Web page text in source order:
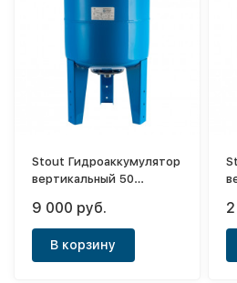
Stout Гидроаккумулятор
вертикальный 50
9 000 руб.
В корзину